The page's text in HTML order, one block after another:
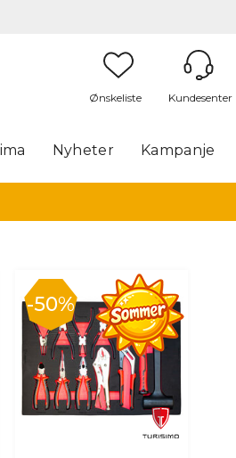
Nyheter Kampanje
50%